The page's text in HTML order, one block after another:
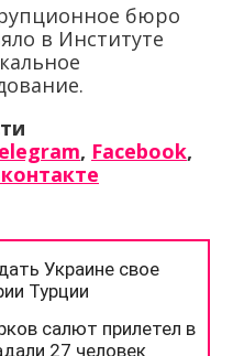
бюро
в Институте
, Facebook,